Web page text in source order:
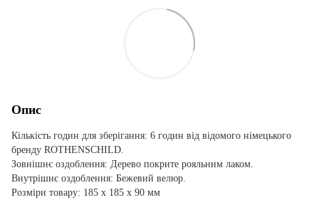
Опис
Кількість годин для зберігання: 6 годин від відомого німецького
бренду ROTHENSCHILD.
Зовнішнє оздоблення: Дерево покрите рояльним лаком.
Внутрішнє оздоблення: Бежевий велюр.
Розміри товару: 185 х 185 х 90 мм